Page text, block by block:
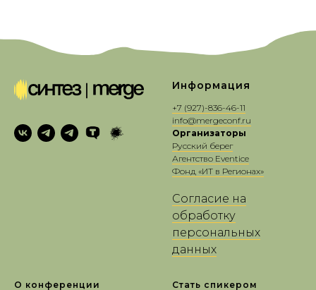
Информация
+7 (927)-836-46-11
info@mergeconf.ru
Организаторы
Русский берег
Агентство Eventice
Фонд «ИТ в Регионах»
Согласие на
обработку
персональных
данных
О конференции Стать спикером